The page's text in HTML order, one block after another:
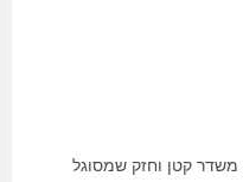
קטן וחזק שמסוגל